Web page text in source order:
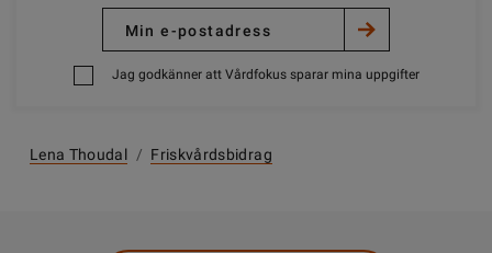
Jag godkänner att Vårdfokus sparar mina uppgifter
Lena Thoudal / Friskvårdsbidrag